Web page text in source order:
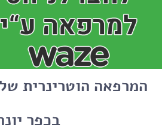
המרפאה הוטרינרית
בכפר